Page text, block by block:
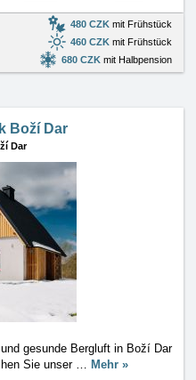
480 CZK mit Frühstück
460 CZK mit Frühstück
680 CZK mit Halbpension
Boží Dar
Dar
gesunde Bergluft in Boží Dar
Sie unser … Mehr »